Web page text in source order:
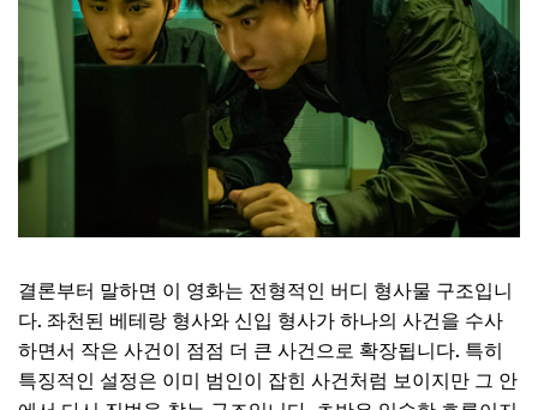
비슷한 영화와 비교하면?
결론: 끝장수사, 볼까 말까?
결론부터 말하면 이 영화는 전형적인 버디 형사물 구조입니
다. 좌천된 베테랑 형사와 신입 형사가 하나의 사건을 수사
하면서 작은 사건이 점점 더 큰 사건으로 확장됩니다. 특히
특징적인 설정은 이미 범인이 잡힌 사건처럼 보이지만 그 안